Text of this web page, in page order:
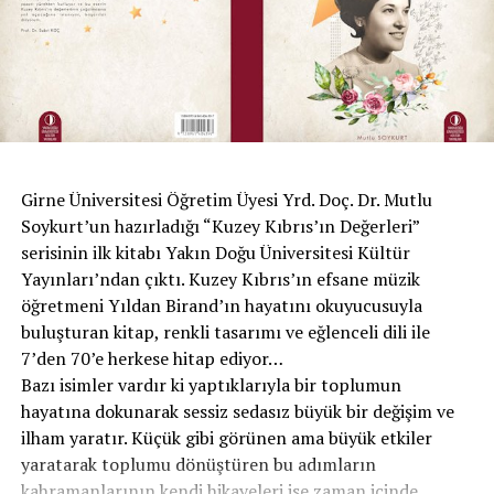
Onlar ekmek bulmazken, siz pasta yemezsiniz
Maşa olup tutulduk, kullanıldık bir çoğu
Sizler bir balı yalarken yakıldı Orta Doğu
Sıra bizlere geldi sahip çık vatanına
Sevcan Ekrem İstanbullu
Girne Üniversitesi Öğretim Üyesi Yrd. Doç. Dr. Mutlu
Soykurt’un hazırladığı “Kuzey Kıbrıs’ın Değerleri”
serisinin ilk kitabı Yakın Doğu Üniversitesi Kültür
Yayınları’ndan çıktı. Kuzey Kıbrıs’ın efsane müzik
öğretmeni Yıldan Birand’ın hayatını okuyucusuyla
buluşturan kitap, renkli tasarımı ve eğlenceli dili ile
7’den 70’e herkese hitap ediyor…
Bazı isimler vardır ki yaptıklarıyla bir toplumun
hayatına dokunarak sessiz sedasız büyük bir değişim ve
ilham yaratır. Küçük gibi görünen ama büyük etkiler
yaratarak toplumu dönüştüren bu adımların